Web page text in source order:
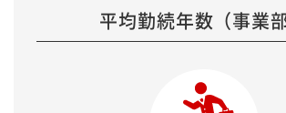
平均勤続年数（事業部